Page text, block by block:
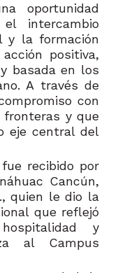
oportunidad
intercambio
y la formación
positiva,
basada en los
A través de
con
fronteras y que
eje central del
recibido por
Cancún,
quien le dio la
que reflejó
y
al Campus